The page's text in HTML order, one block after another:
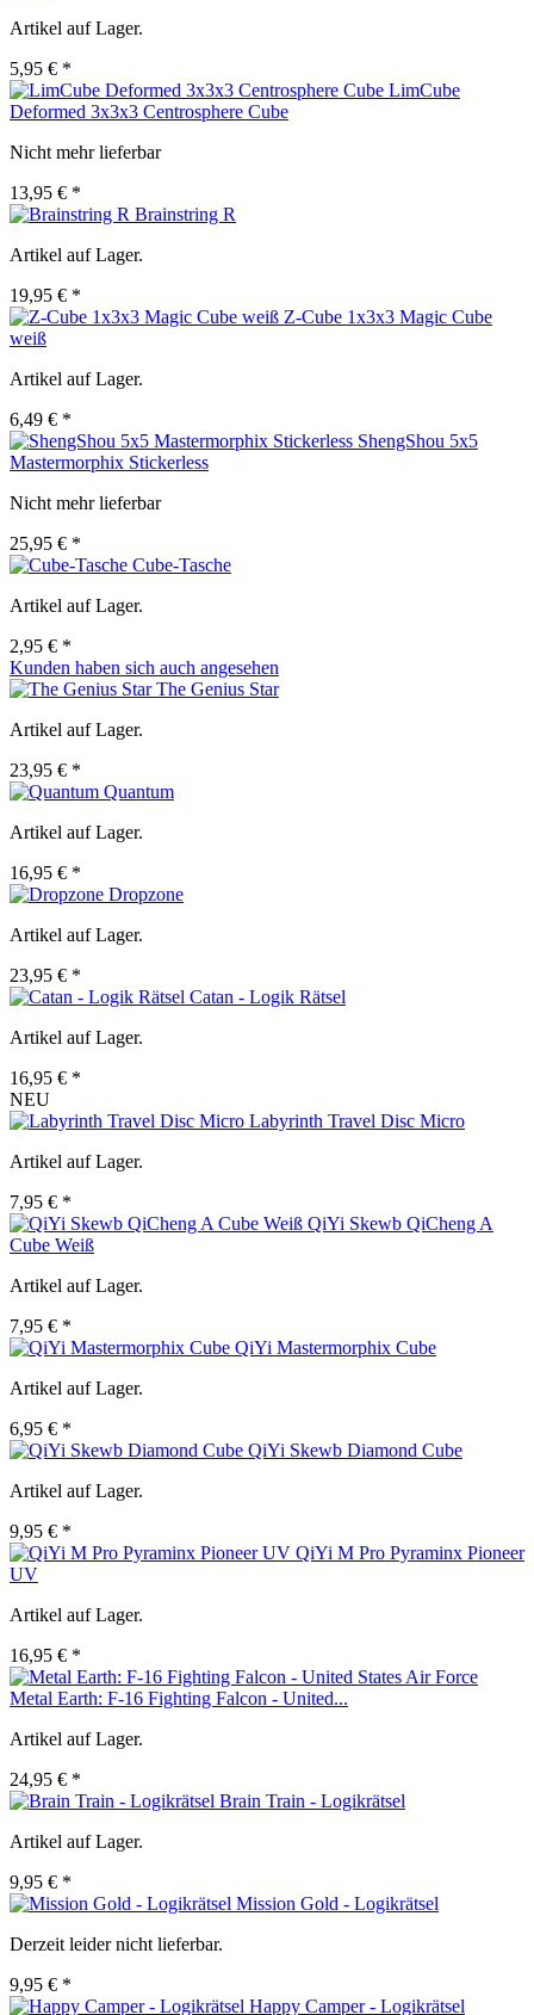
Artikel auf Lager.
5,95 € *
LimCube
Deformed 3x3x3 Centrosphere Cube
Nicht mehr lieferbar
13,95 € *
Brainstring R
Artikel auf Lager.
19,95 € *
Z-Cube 1x3x3 Magic Cube
weiß
Artikel auf Lager.
6,49 € *
ShengShou 5x5
Mastermorphix Stickerless
Nicht mehr lieferbar
25,95 € *
Cube-Tasche
Artikel auf Lager.
2,95 € *
Kunden haben sich auch angesehen
The Genius Star
Artikel auf Lager.
23,95 € *
Quantum
Artikel auf Lager.
16,95 € *
Dropzone
Artikel auf Lager.
23,95 € *
Catan - Logik Rätsel
Artikel auf Lager.
16,95 € *
NEU
Labyrinth Travel Disc Micro
Artikel auf Lager.
7,95 € *
QiYi Skewb QiCheng A
Cube Weiß
Artikel auf Lager.
7,95 € *
QiYi Mastermorphix Cube
Artikel auf Lager.
6,95 € *
QiYi Skewb Diamond Cube
Artikel auf Lager.
9,95 € *
QiYi M Pro Pyraminx Pioneer
UV
Artikel auf Lager.
16,95 € *
Metal Earth: F-16 Fighting Falcon - United...
Artikel auf Lager.
24,95 € *
Brain Train - Logikrätsel
Artikel auf Lager.
9,95 € *
Mission Gold - Logikrätsel
Derzeit leider nicht lieferbar.
9,95 € *
Happy Camper - Logikrätsel